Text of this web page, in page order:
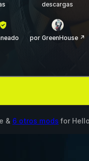
descargas
por GreenHouse ↗
& 6 otros mods for